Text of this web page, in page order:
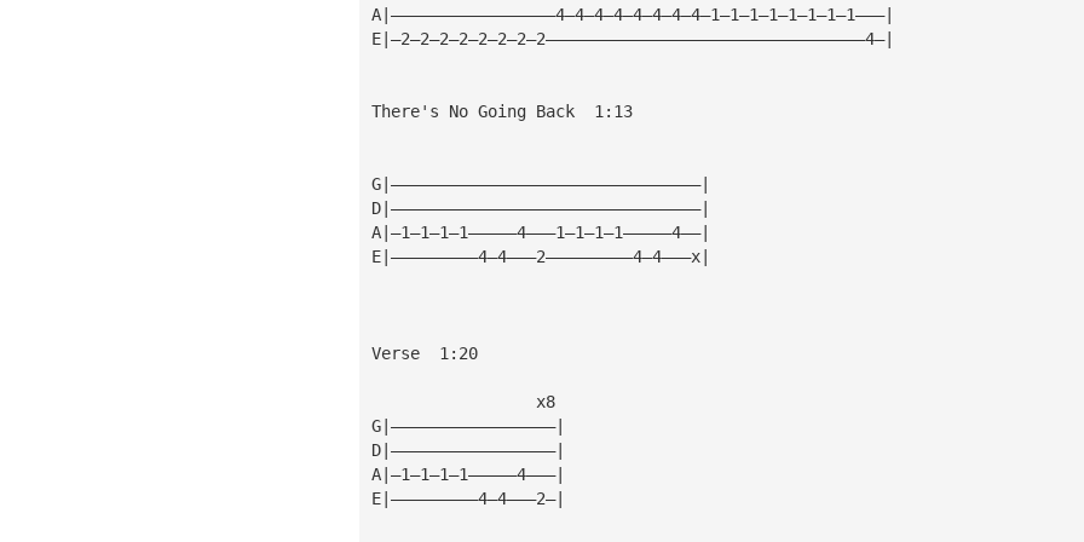
A|—————————————————4—4—4—4—4—4—4—4—1—1—1—1—1—1—1—1———|
E|—2—2—2—2—2—2—2—2—————————————————————————————————4—|
There's No Going Back  1:13
G|————————————————————————————————|
D|————————————————————————————————|
A|—1—1—1—1—————4———1—1—1—1—————4——|
E|—————————4—4———2—————————4—4———x|
Verse  1:20
                 x8
G|—————————————————|
D|—————————————————|
A|—1—1—1—1—————4———|
E|—————————4—4———2—|